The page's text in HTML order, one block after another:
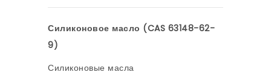
Силиконовое масло (CAS 63148-62-
9)
Силиконовые масла